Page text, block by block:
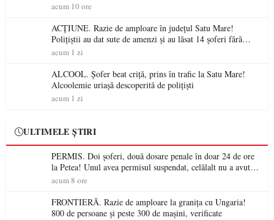
acum 10 ore
ACȚIUNE. Razie de amploare în județul Satu Mare!
Polițiștii au dat sute de amenzi și au lăsat 14 șoferi fără
permis într-o singură zi
acum 1 zi
ALCOOL. Șofer beat criță, prins în trafic la Satu Mare!
Alcoolemie uriașă descoperită de polițiști
acum 1 zi
ULTIMELE ȘTIRI
PERMIS. Doi șoferi, două dosare penale în doar 24 de ore
la Petea! Unul avea permisul suspendat, celălalt nu a avut
niciodată permis
acum 8 ore
FRONTIERĂ. Razie de amploare la granița cu Ungaria!
800 de persoane și peste 300 de mașini, verificate